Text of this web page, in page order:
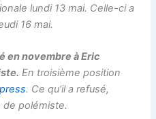
lundi 13 mai. Celle-ci a
16 mai.
en novembreà Eric
En troisième position
. Ce qu’il a refusé,
polémiste.